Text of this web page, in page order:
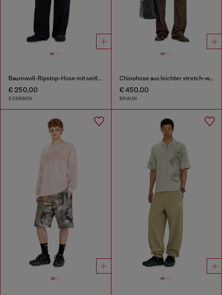
Baumwoll-Ripstop-Hose mit seitlichen Schnallen
€ 250,00
2 FARBEN
Chinohose aus leichter stretch-wolle
€ 450,00
BRAUN